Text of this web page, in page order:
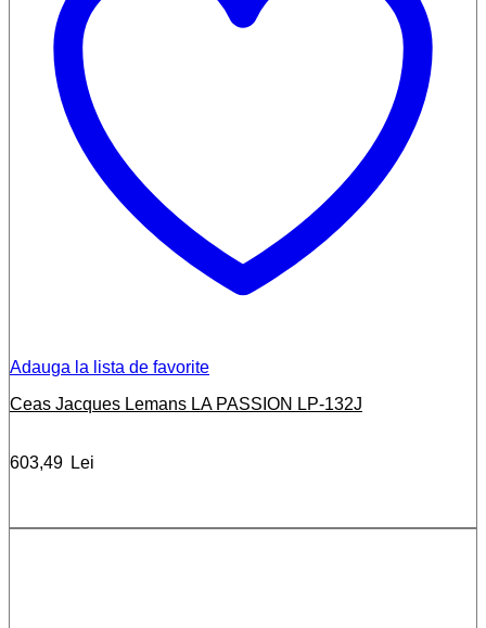
Adauga la lista de favorite
Ceas Jacques Lemans LA PASSION LP-132J
603,49 Lei